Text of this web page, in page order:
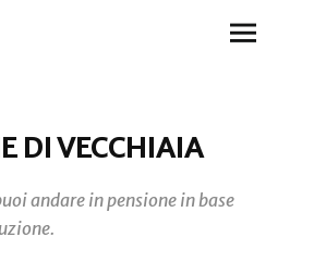
DI VECCHIAIA
andare in pensione in base